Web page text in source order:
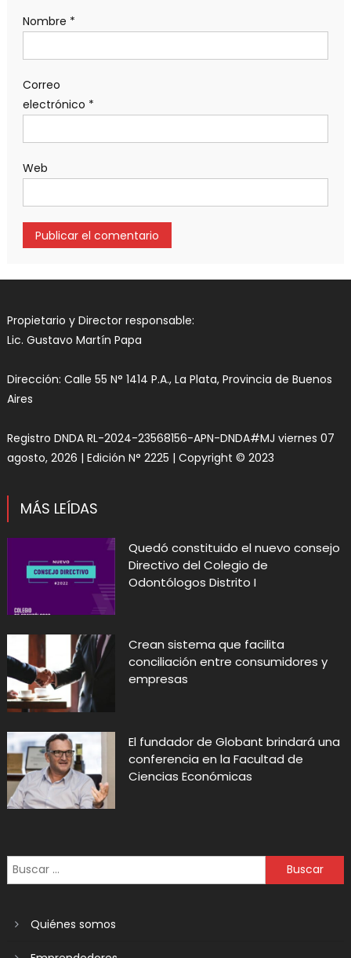
Nombre *
Correo
electrónico *
Web
Propietario y Director responsable:
Lic. Gustavo Martín Papa
Dirección: Calle 55 N° 1414 P.A., La Plata, Provincia de Buenos
Aires
Registro DNDA RL-2024-23568156-APN-DNDA#MJ viernes 07
agosto, 2026 | Edición N° 2225 | Copyright © 2023
MÁS LEÍDAS
Quedó constituido el nuevo consejo
Directivo del Colegio de
Odontólogos Distrito I
Crean sistema que facilita
conciliación entre consumidores y
empresas
El fundador de Globant brindará una
conferencia en la Facultad de
Ciencias Económicas
Quiénes somos